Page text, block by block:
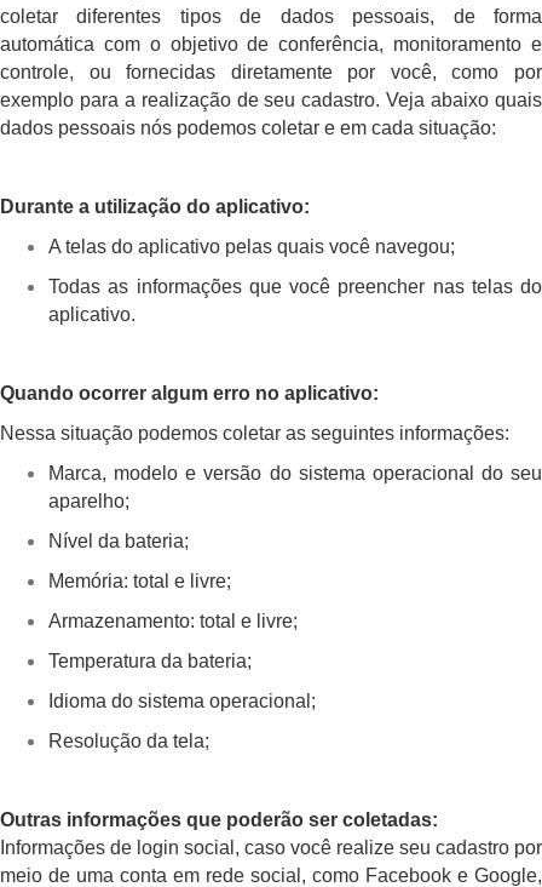
coletar diferentes tipos de dados pessoais, de forma
automática com o objetivo de conferência, monitoramento e
controle, ou fornecidas diretamente por você, como por
exemplo para a realização de seu cadastro. Veja abaixo quais
dados pessoais nós podemos coletar e em cada situação:
Durante a utilização do aplicativo:
A telas do aplicativo pelas quais você navegou;
Todas as informações que você preencher nas telas do
aplicativo.
Quando ocorrer algum erro no aplicativo:
Nessa situação podemos coletar as seguintes informações:
Marca, modelo e versão do sistema operacional do seu
aparelho;
Nível da bateria;
Memória: total e livre;
Armazenamento: total e livre;
Temperatura da bateria;
Idioma do sistema operacional;
Resolução da tela;
Outras informações que poderão ser coletadas:
Informações de login social, caso você realize seu cadastro por
meio de uma conta em rede social, como Facebook e Google,